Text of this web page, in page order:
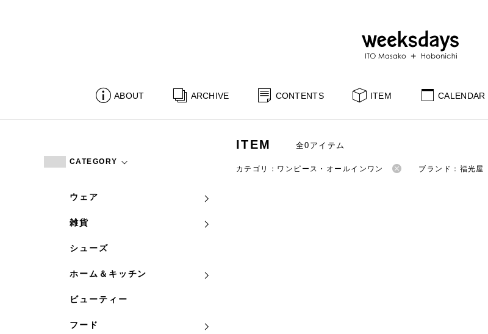
ABOUT ARCHIVE CONTENTS ITEM CALENDAR
CATEGORY
ウェア
雑貨
シューズ
ホーム＆キッチン
ビューティー
フード
ITEM 全0アイテム
カテゴリ：ワンピース・オールインワン ブランド：福光屋